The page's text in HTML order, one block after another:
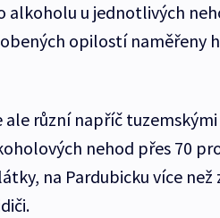
u jednotlivých
opilostí naměřeny
ale různí napříč
nehod přes 70
na Pardubicku více než